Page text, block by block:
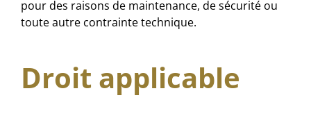
pour des raisons de maintenance, de sécurité ou
toute autre contrainte technique.
Droit applicable